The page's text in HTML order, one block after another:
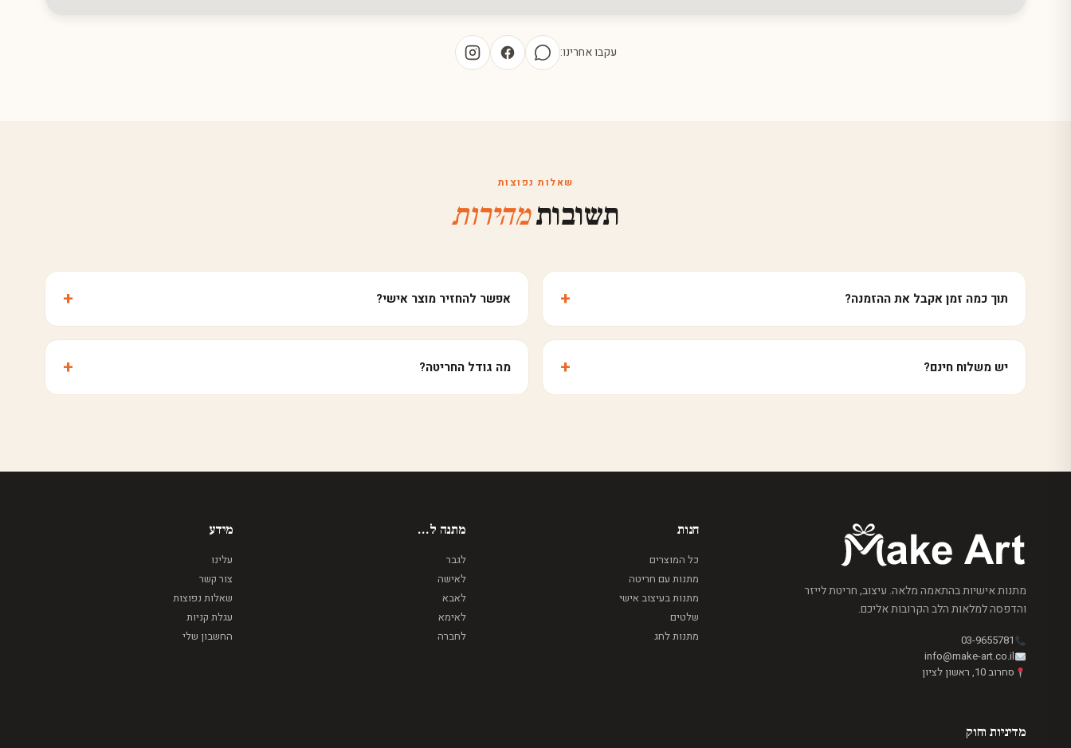
עקבו אחרינו:
שאלות נפוצות
תשובותמהירות
תוך כמה זמן אקבל את ההזמנה? אפשר להחזיר מוצר אישי?
יש משלוח חינם? מה גודל החריטה?
מתנות אישיות בהתאמה מלאה. עיצוב, חריטת לייזר
והדפסה למלאות הלב הקרובות אליכם.
03-9655781
info@make-art.co.il
סחרוב 10, ראשון לציון
חנות
כל המוצרים
מתנות עם חריטה
מתנות בעיצוב אישי
שלטים
מתנות לחג
מתנה ל...
לגבר
לאישה
לאבא
לאימא
לחברה
מידע
עלינו
צור קשר
שאלות נפוצות
עגלת קניות
החשבון שלי
מדיניות וחוק